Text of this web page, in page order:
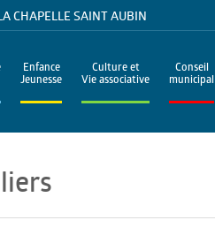
CHAPELLE SAINT AUBIN
Enfance
Jeunesse
Culture et
Vie associative
Conseil
municipal